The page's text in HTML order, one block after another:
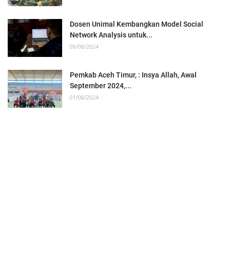
Dosen Unimal Kembangkan Model Social
Network Analysis untuk...
09/08/2024
Pemkab Aceh Timur, : Insya Allah, Awal
September 2024,...
01/08/2024